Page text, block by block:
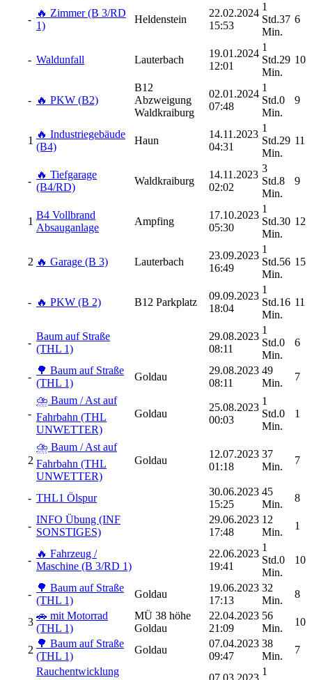
-
🔥 Zimmer (B 3/RD
1)
Heldenstein
22.02.2024
15:53
1
Std.37
Min.
6
- Waldunfall Lauterbach
19.01.2024
12:01
1
Std.29
Min.
10
- 🔥 PKW (B2)
B12
Abzweigung
Waldkraiburg
02.01.2024
07:48
1
Std.0
Min.
9
1
🔥 Industriegebäude
(B4)
Haun
14.11.2023
04:31
1
Std.29
Min.
11
-
🔥 Tiefgarage
(B4/RD)
Waldkraiburg
14.11.2023
02:02
3
Std.8
Min.
9
1
B4 Vollbrand
Absauganlage
Ampfing
17.10.2023
05:30
1
Std.30
Min.
12
2 🔥 Garage (B 3) Lauterbach
23.09.2023
16:49
1
Std.56
Min.
15
- 🔥 PKW (B 2) B12 Parkplatz
09.09.2023
18:04
1
Std.16
Min.
11
-
Baum auf Straße
(THL 1)
29.08.2023
08:11
1
Std.0
Min.
6
-
🌳 Baum auf Straße
(THL 1)
Goldau
29.08.2023
08:11
49
Min.
7
-
⛈️ Baum / Ast auf
Fahrbahn (THL
UNWETTER)
Goldau
25.08.2023
00:03
1
Std.0
Min.
1
2
⛈️ Baum / Ast auf
Fahrbahn (THL
UNWETTER)
Goldau
12.07.2023
01:18
37
Min.
7
- THL1 Ölspur
30.06.2023
15:25
45
Min.
8
-
INFO Übung (INF
SONSTIGES)
29.06.2023
17:48
12
Min.
1
-
🔥 Fahrzeug /
Maschine (B 3/RD 1)
22.06.2023
19:41
1
Std.0
Min.
10
-
🌳 Baum auf Straße
(THL 1)
Goldau
19.06.2023
17:13
32
Min.
8
3
🚗 mit Motorrad
(THL 1)
MÜ 38 höhe
Goldau
22.04.2023
21:09
56
Min.
10
2
🌳 Baum auf Straße
(THL 1)
Goldau
07.04.2023
09:47
38
Min.
7
Rauchentwicklung
1